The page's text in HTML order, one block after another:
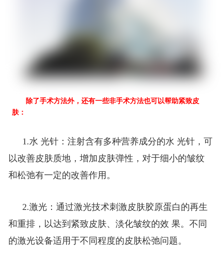
除了手术方法外，还有一些非手术方法也可以帮助紧致皮
肤：
1.水 光针：注射含有多种营养成分的水 光针，可
以改善皮肤质地，增加皮肤弹性，对于细小的皱纹
和松弛有一定的改善作用。
2.激光：通过激光技术刺激皮肤胶原蛋白的再生
和重排，以达到紧致皮肤、淡化皱纹的效 果。不同
的激光设备适用于不同程度的皮肤松弛问题。